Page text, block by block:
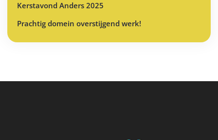
Kerstavond Anders 2025
Prachtig domein overstijgend werk!